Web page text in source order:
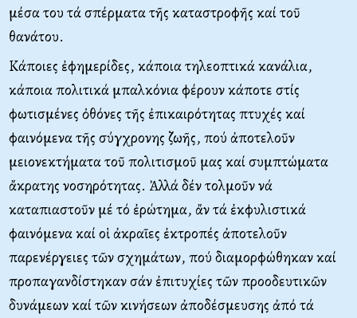
μέσα του τά σπέρματα τῆς καταστροφῆς καί τοῦ
θανάτου.
Κάποιες ἐφημερίδες, κάποια τηλεοπτικά κανάλια,
κάποια πολιτικά μπαλκόνια φέρουν κάποτε στίς
φωτισμένες ὀθόνες τῆς ἐπικαιρότητας πτυχές καί
φαινόμενα τῆς σύγχρονης ζωῆς, πού ἀποτελοῦν
μειονεκτήματα τοῦ πολιτισμοῦ μας καί συμπτώματα
ἄκρατης νοσηρότητας. Ἀλλά δέν τολμοῦν νά
καταπιαστοῦν μέ τό ἐρώτημα, ἄν τά ἐκφυλιστικά
φαινόμενα καί οἱ ἀκραῖες ἐκτροπές ἀποτελοῦν
παρενέργειες τῶν σχημάτων, πού διαμορφώθηκαν καί
προπαγανδίστηκαν σάν ἐπιτυχίες τῶν προοδευτικῶν
δυνάμεων καί τῶν κινήσεων ἀποδέσμευσης ἀπό τά